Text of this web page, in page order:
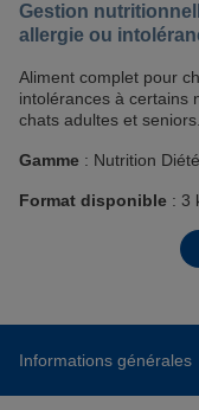
Gestion
allergie ou
Aliment complet pour
intolérances à certains
chats adultes et seniors.
Gamme : Nutrition
Format disponible : 3
Informations générales